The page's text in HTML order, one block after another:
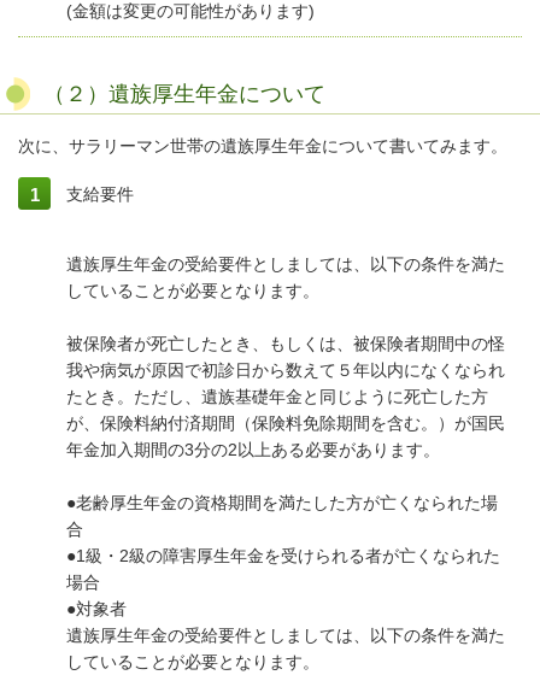
(金額は変更の可能性があります)
（２）遺族厚生年金について
次に、サラリーマン世帯の遺族厚生年金について書いてみます。
支給要件
遺族厚生年金の受給要件としましては、以下の条件を満た
していることが必要となります。
被保険者が死亡したとき、もしくは、被保険者期間中の怪
我や病気が原因で初診日から数えて５年以内になくなられ
たとき。ただし、遺族基礎年金と同じように死亡した方
が、保険料納付済期間（保険料免除期間を含む。）が国民
年金加入期間の3分の2以上ある必要があります。
●老齢厚生年金の資格期間を満たした方が亡くなられた場
合
●1級・2級の障害厚生年金を受けられる者が亡くなられた
場合
●対象者
遺族厚生年金の受給要件としましては、以下の条件を満た
していることが必要となります。